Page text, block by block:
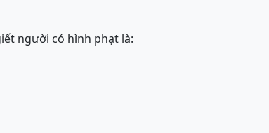
người có hình phạt là: